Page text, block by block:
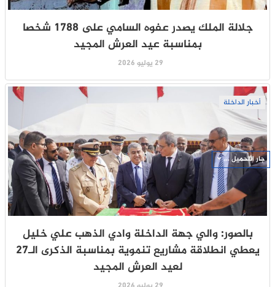
جلالة الملك يصدر عفوه السامي على 1788 شخصا
بمناسبة عيد العرش المجيد
29 يوليو 2026
أخبار الداخلة
بالصور: والي جهة الداخلة وادي الذهب علي خليل
يعطي انطلاقة مشاريع تنموية بمناسبة الذكرى الـ27
لعيد العرش المجيد
جار التحميل ...